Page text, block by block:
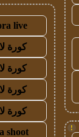
!
live
كورة
كورة
كورة
كورة
shoot